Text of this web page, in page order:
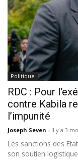
Politique
RDC : Pour
contre Kabila
l’impunité
Joseph Seven - Il y a 3
Les sanctions des
son soutien